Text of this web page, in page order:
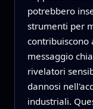
potrebbero
strumenti per
contribuiscono
messaggio
rivelatori
dannosi
industriali.